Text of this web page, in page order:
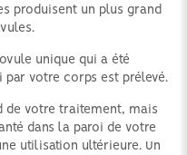
produisent un plus grand
unique qui a été
votre corps est prélevé.
de votre traitement, mais
dans la paroi de votre
utilisation ultérieure. Un